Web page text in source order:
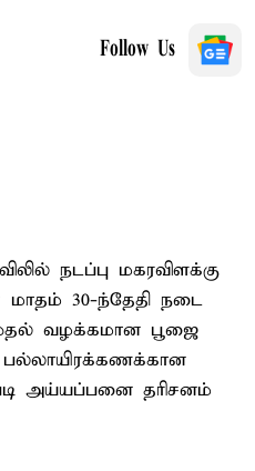
Follow Us
நடப்பு மகரவிளக்கு
மாதம் 30-ந்தேதி நடை
வழக்கமான பூஜை
பல்லாயிரக்கணக்கான
அய்யப்பனை தரிசனம்